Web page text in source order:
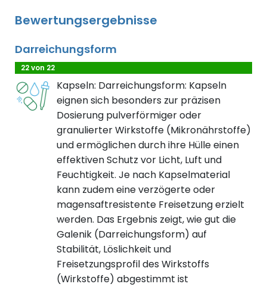
Bewertungsergebnisse
Darreichungsform
22 von 22
Kapseln: Darreichungsform: Kapseln
eignen sich besonders zur präzisen
Dosierung pulverförmiger oder
granulierter Wirkstoffe (Mikronährstoffe)
und ermöglichen durch ihre Hülle einen
effektiven Schutz vor Licht, Luft und
Feuchtigkeit. Je nach Kapselmaterial
kann zudem eine verzögerte oder
magensaftresistente Freisetzung erzielt
werden. Das Ergebnis zeigt, wie gut die
Galenik (Darreichungsform) auf
Stabilität, Löslichkeit und
Freisetzungsprofil des Wirkstoffs
(Wirkstoffe) abgestimmt ist